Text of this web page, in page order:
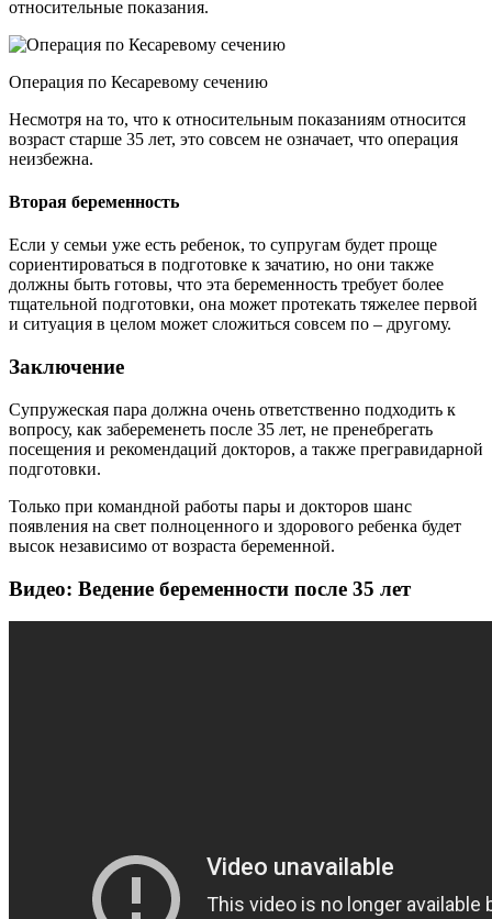
относительные показания.
Операция по Кесаревому сечению
Несмотря на то, что к относительным показаниям относится
возраст старше 35 лет, это совсем не означает, что операция
неизбежна.
Вторая беременность
Если у семьи уже есть ребенок, то супругам будет проще
сориентироваться в подготовке к зачатию, но они также
должны быть готовы, что эта беременность требует более
тщательной подготовки, она может протекать тяжелее первой
и ситуация в целом может сложиться совсем по – другому.
Заключение
Супружеская пара должна очень ответственно подходить к
вопросу, как забеременеть после 35 лет, не пренебрегать
посещения и рекомендаций докторов, а также прегравидарной
подготовки.
Только при командной работы пары и докторов шанс
появления на свет полноценного и здорового ребенка будет
высок независимо от возраста беременной.
Видео: Ведение беременности после 35 лет